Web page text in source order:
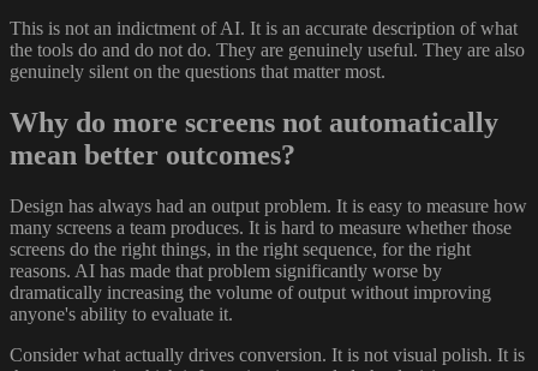
This is not an indictment of AI. It is an accurate description of what
the tools do and do not do. They are genuinely useful. They are also
genuinely silent on the questions that matter most.
Why do more screens not automatically
mean better outcomes?
Design has always had an output problem. It is easy to measure how
many screens a team produces. It is hard to measure whether those
screens do the right things, in the right sequence, for the right
reasons. AI has made that problem significantly worse by
dramatically increasing the volume of output without improving
anyone's ability to evaluate it.
Consider what actually drives conversion. It is not visual polish. It is